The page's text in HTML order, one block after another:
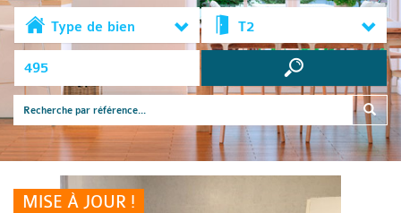
Type de bien T2
MISE À JOUR !